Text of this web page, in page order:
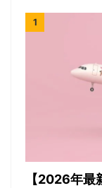
【2026年最